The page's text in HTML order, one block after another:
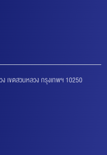
เขตสวนหลวง กรุงเทพฯ 10250